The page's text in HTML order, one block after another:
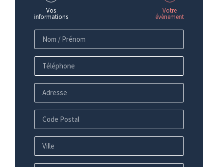
Vos
informations
Votre
évènement